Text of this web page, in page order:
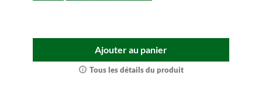
Ajouter au panier
Tous les détails du produit